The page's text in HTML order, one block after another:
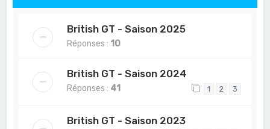
British GT - Saison 2025
Réponses : 10
British GT - Saison 2024
Réponses : 41 1 2 3
British GT - Saison 2023